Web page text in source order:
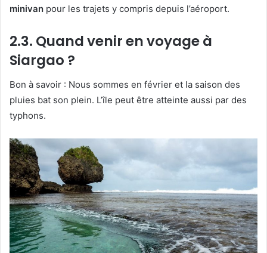
minivan pour les trajets y compris depuis l’aéroport.
2.3. Quand venir en voyage à
Siargao ?
Bon à savoir : Nous sommes en février et la saison des
pluies bat son plein. L’île peut être atteinte aussi par des
typhons.